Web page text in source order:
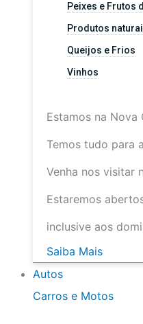
Peixes e Frutos
Produtos
Queijos e Frios
Vinhos
Estamos na Nova
Temos tudo para
Venha nos visitar
Estaremos
inclusive aos
Saiba Mais
Autos
Carros e Motos